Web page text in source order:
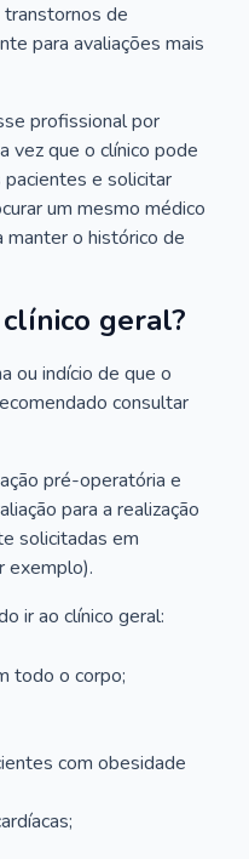
de
para avaliações mais
profissional por
vez que o clínico pode
e solicitar
um mesmo médico
manter o histórico de
geral?
ou indício de que o
consultar
pré-operatória e
para a realização
solicitadas em
exemplo).
ir ao clínico geral:
todo o corpo;
com obesidade